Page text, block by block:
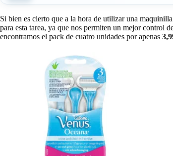
Si bien es cierto que a la hora de utilizar una
para esta tarea, ya que nos permiten un mejor control
encontramos el pack de cuatro unidades por apenas